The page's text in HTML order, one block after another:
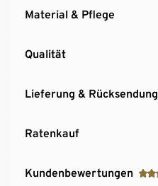
Material & Pflege
Qualität
Lieferung & Rücksendung
Ratenkauf
Kundenbewertungen